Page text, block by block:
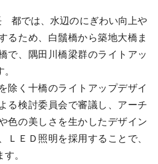
都では、水辺のにぎわい向上や
るため、白鬚橋から築地大橋ま
で、隅田川橋梁群のライトアッ
除く十橋のライトアップデザイ
る検討委員会で審議し、アーチ
色の美しさを生かしたデザイン
ＬＥＤ照明を採用することで、
。